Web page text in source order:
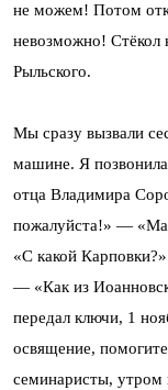
не можем! Потом
невозможно! Стёкол
Рыльского.
Мы сразу вызвали
машине. Я
отца Владимира
пожалуйста!» —
«С какой
— «Как из
передал ключи, 1
освящение,
семинаристы, утром